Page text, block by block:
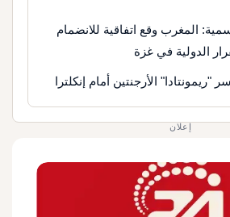
المغرب وقع اتفاقية للانضمام
الدولية في غزة
الأرجنتين أمام إنكلترا
إعلان